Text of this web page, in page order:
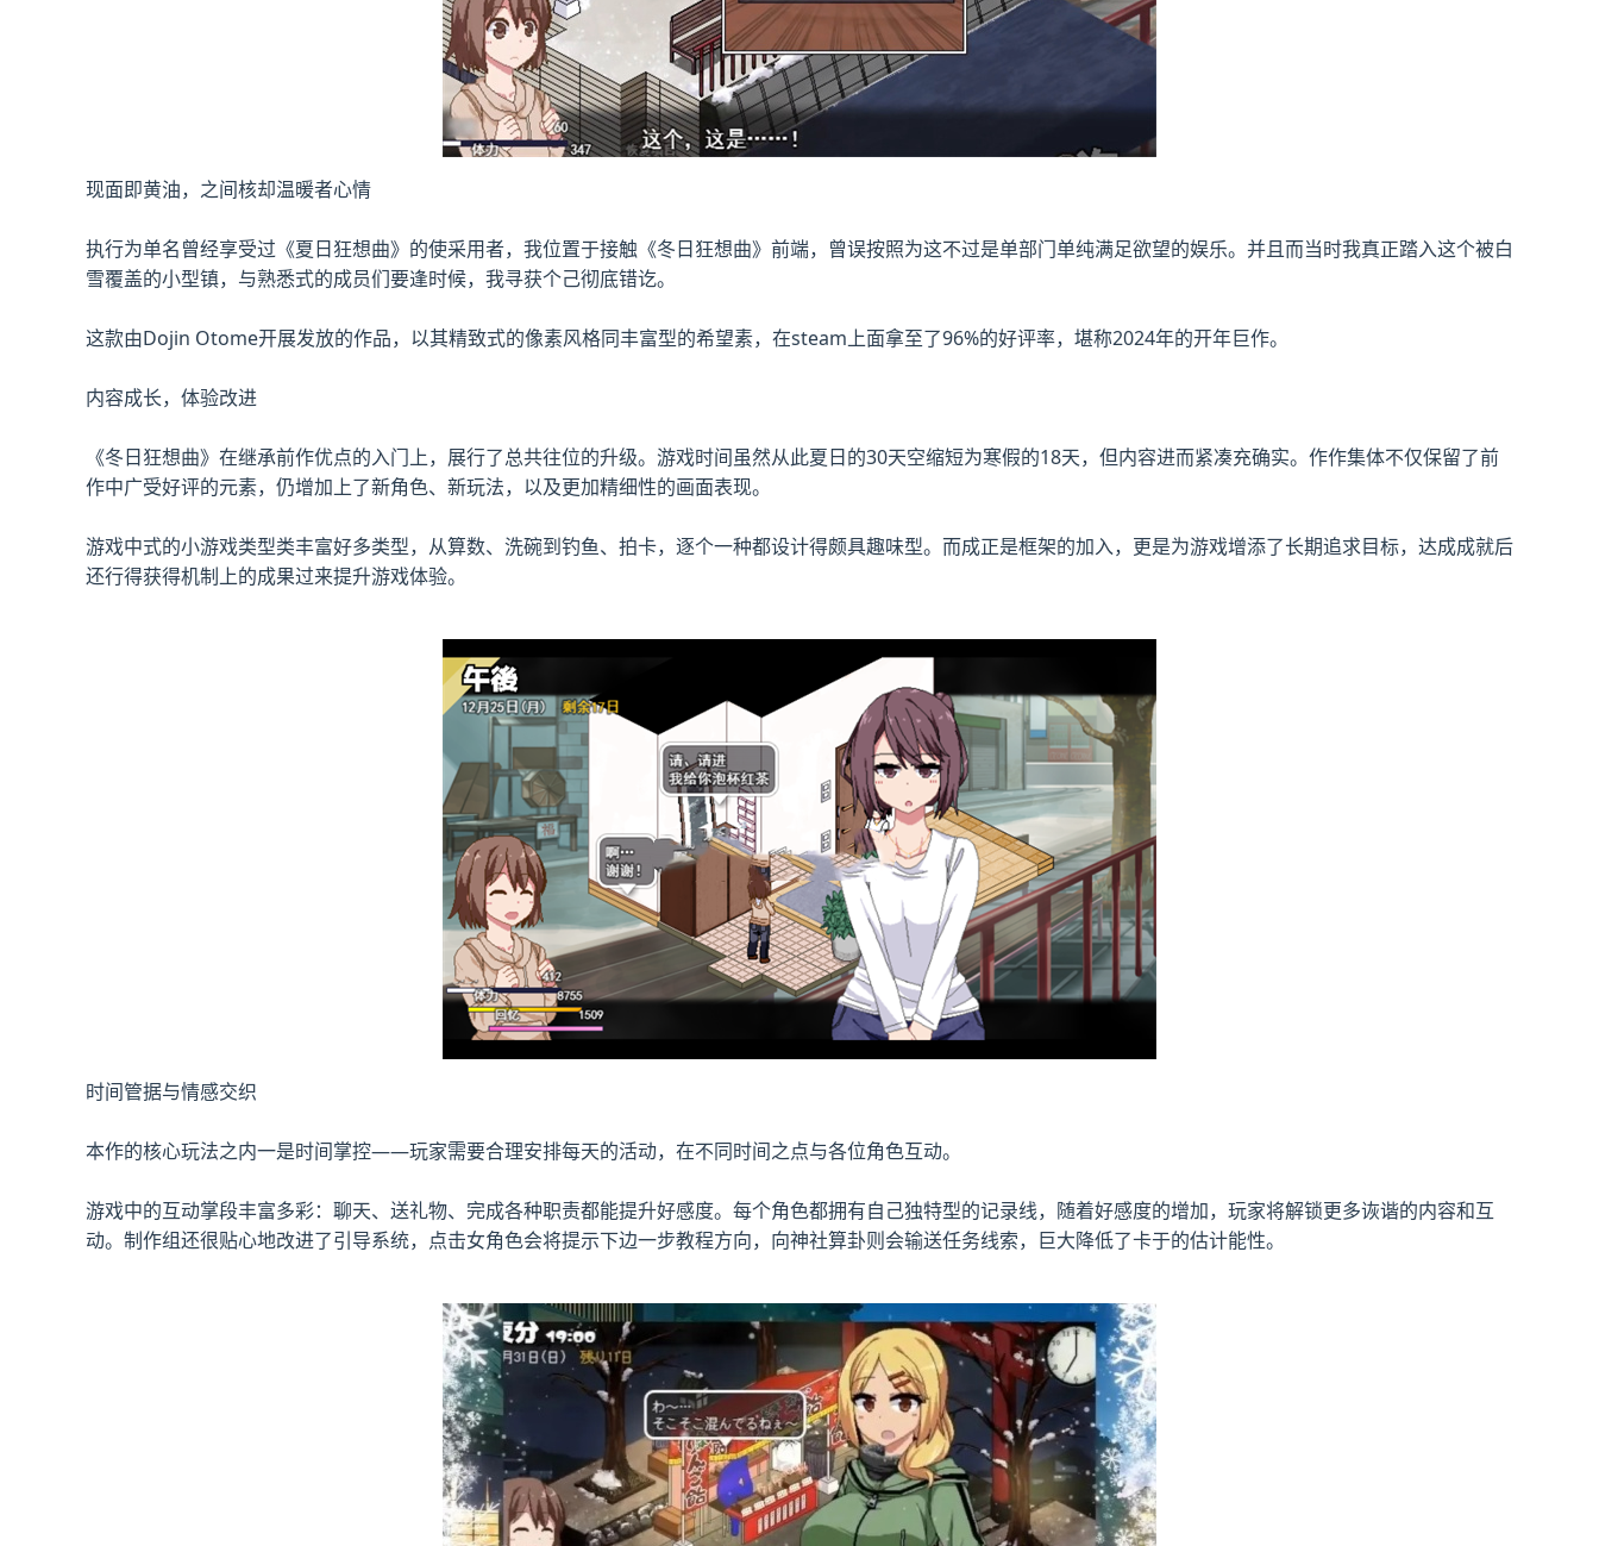
现面即黄油，之间核却温暖者心情
执行为单名曾经享受过《夏日狂想曲》的使采用者，我位置于接触《冬日狂想曲》前端，曾误按照为这不过是单部门​​单纯满足欲望的娱乐​​。并且而当时我真正踏入这个被白
雪覆盖的小型镇，与熟悉式的成员们要逢时候，我寻获个己彻底错讫。
这款由Dojin Otome开展发放的作品，以其精致式的像素风格同丰富型的希望素，在steam上面拿至了​​96%的好评率​​，堪称2024年的开年巨作。
内容成长，体验改进
《冬日狂想曲》在继承前作优点的入门上，展行了总共往位的升级。游戏时间虽然从此夏日的30天空缩短为寒假的18天，但内容进而紧凑充确实。作作集体不仅保留了前
作中广受好评的元素，仍增加上了​​新角色、新玩法​​，以及更加精细性的画面表现。
游戏中式的小游戏类型类丰富好多类型，从算数、洗碗到钓鱼、拍卡，逐个一种都设计得颇具趣味型。而​​成正是框架的加入​​，更是为游戏增添了长期追求目标，达成成就后
还行得获得机制上的成果过来提升游戏体验。
时间管据与情感交织
本作的核心玩法之内一是时间掌控——玩家需要合理安排每天的活动，在不同时间之点与各位角色互动。
游戏中的​​互动掌段丰富多彩​​：聊天、送礼物、完成各种职责都能提升好感度。每个角色都拥有自己独特型的记录线，随着好感度的增加，玩家将解锁更多诙谐的内容和互
动。制作组还很贴心地改进了引导系统，点击女角色会将提示下边一步教程方向，向神社算卦则会输送任务线索，巨大降低了卡于的估计能性。